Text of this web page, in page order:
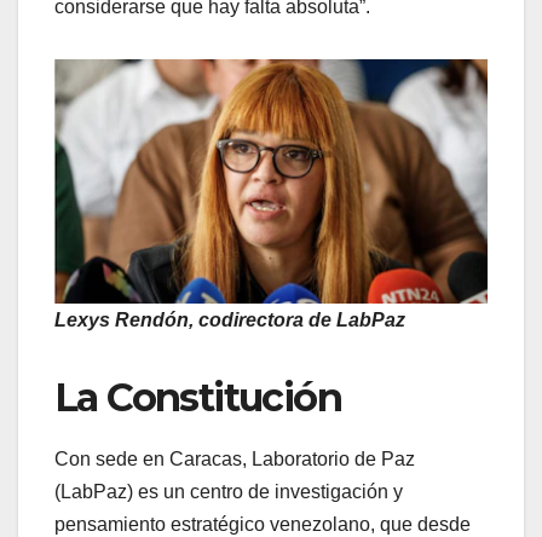
considerarse que hay falta absoluta”.
Lexys Rendón, codirectora de LabPaz
La Constitución
Con sede en Caracas, Laboratorio de Paz
(LabPaz) es un centro de investigación y
pensamiento estratégico venezolano, que desde